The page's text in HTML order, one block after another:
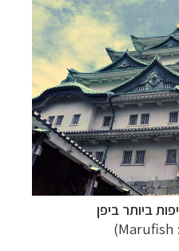
ביותר ביפן
Marufish)